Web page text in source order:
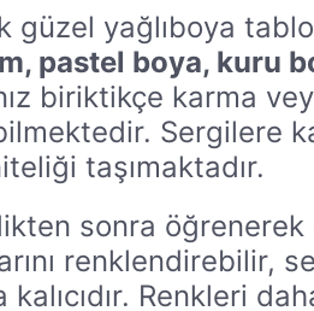
güzel yağlıboya
pastel boya, kuru
biriktikçe karma
Sergilere
taşımaktadır.
sonra öğrenerek
renklendirebilir,
Renkleri